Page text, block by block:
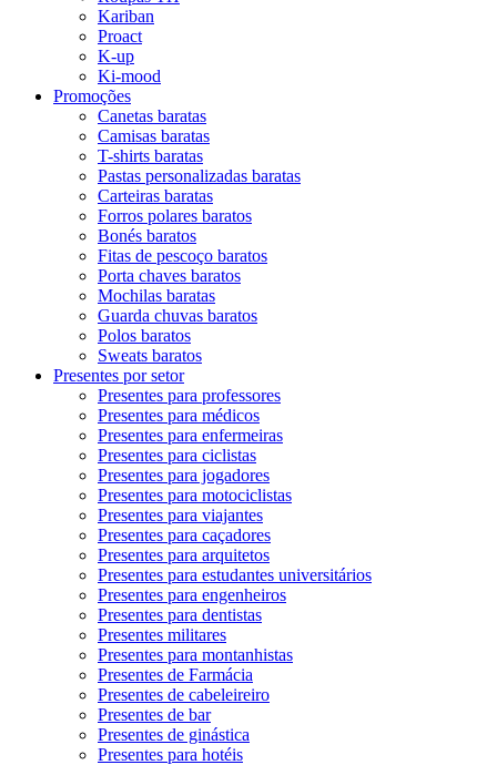
Kariban
Proact
K-up
Ki-mood
Promoções
Canetas baratas
Camisas baratas
T-shirts baratas
Pastas personalizadas baratas
Carteiras baratas
Forros polares baratos
Bonés baratos
Fitas de pescoço baratos
Porta chaves baratos
Mochilas baratas
Guarda chuvas baratos
Polos baratos
Sweats baratos
Presentes por setor
Presentes para professores
Presentes para médicos
Presentes para enfermeiras
Presentes para ciclistas
Presentes para jogadores
Presentes para motociclistas
Presentes para viajantes
Presentes para caçadores
Presentes para arquitetos
Presentes para estudantes universitários
Presentes para engenheiros
Presentes para dentistas
Presentes militares
Presentes para montanhistas
Presentes de Farmácia
Presentes de cabeleireiro
Presentes de bar
Presentes de ginástica
Presentes para hotéis